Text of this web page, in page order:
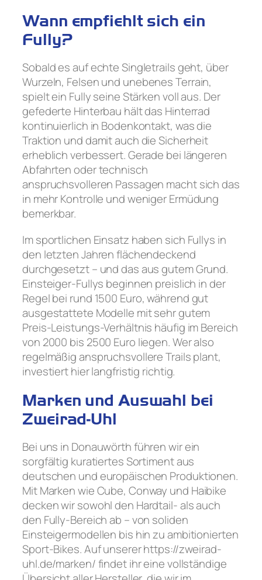
Wann empfiehlt sich ein
Fully?
Sobald es auf echte Singletrails geht, über
Wurzeln, Felsen und unebenes Terrain,
spielt ein Fully seine Stärken voll aus. Der
gefederte Hinterbau hält das Hinterrad
kontinuierlich in Bodenkontakt, was die
Traktion und damit auch die Sicherheit
erheblich verbessert. Gerade bei längeren
Abfahrten oder technisch
anspruchsvolleren Passagen macht sich das
in mehr Kontrolle und weniger Ermüdung
bemerkbar.
Im sportlichen Einsatz haben sich Fullys in
den letzten Jahren flächendeckend
durchgesetzt – und das aus gutem Grund.
Einsteiger-Fullys beginnen preislich in der
Regel bei rund 1500 Euro, während gut
ausgestattete Modelle mit sehr gutem
Preis-Leistungs-Verhältnis häufig im Bereich
von 2000 bis 2500 Euro liegen. Wer also
regelmäßig anspruchsvollere Trails plant,
investiert hier langfristig richtig.
Marken und Auswahl bei
Zweirad-Uhl
Bei uns in Donauwörth führen wir ein
sorgfältig kuratiertes Sortiment aus
deutschen und europäischen Produktionen.
Mit Marken wie Cube, Conway und Haibike
decken wir sowohl den Hardtail- als auch
den Fully-Bereich ab – von soliden
Einsteigermodellen bis hin zu ambitionierten
Sport-Bikes. Auf unserer https://zweirad-
uhl.de/marken/ findet ihr eine vollständige